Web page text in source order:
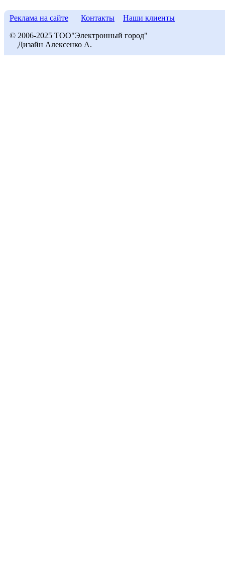
Реклама на сайте Контакты Наши клиенты
© 2006-2025 ТОО"Электронный город"
Дизайн Алексенко А.